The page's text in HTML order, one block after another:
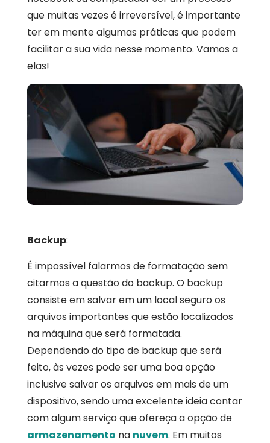
que muitas vezes é irreversível, é importante
ter em mente algumas práticas que podem
facilitar a sua vida nesse momento. Vamos a
elas!
Backup:
É impossível falarmos de formatação sem
citarmos a questão do backup. O backup
consiste em salvar em um local seguro os
arquivos importantes que estão localizados
na máquina que será formatada.
Dependendo do tipo de backup que será
feito, às vezes pode ser uma boa opção
inclusive salvar os arquivos em mais de um
dispositivo, sendo uma excelente ideia contar
com algum serviço que ofereça a opção de
armazenamento na nuvem. Em muitos